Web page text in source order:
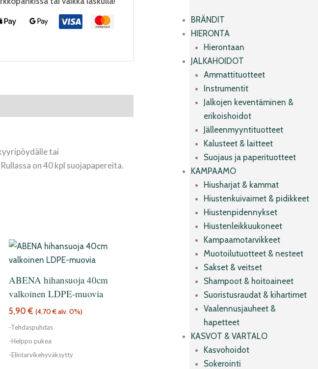
tai
on 40 kpl suojapapereita.
ABENA hihansuoja 40cm
valkoinen LDPE-muovia
5,90€ (4,70€alv. 0%)
-Tehdaspuhdas
-Helppo pukea
-Elintarvikehyväksytty
BRÄNDIT
HIERONTA
Hierontaan
JALKAHOIDOT
Ammattituotteet
Instrumentit
Jalkojen keventäminen &
erikoishoidot
Jälleenmyyntituotteet
Kalusteet & laitteet
Suojaus ja paperituotteet
KAMPAAMO
Hiusharjat & kammat
Hiustenkuivaimet & pidikkeet
Hiustenpidennykset
Hiustenleikkuukoneet
Kampaamotarvikkeet
Muotoilutuotteet & nesteet
Sakset & veitset
Shampoot & hoitoaineet
Suoristusraudat & kihartimet
Vaalennusjauheet &
hapetteet
KASVOT & VARTALO
Kasvohoidot
Sokerointi